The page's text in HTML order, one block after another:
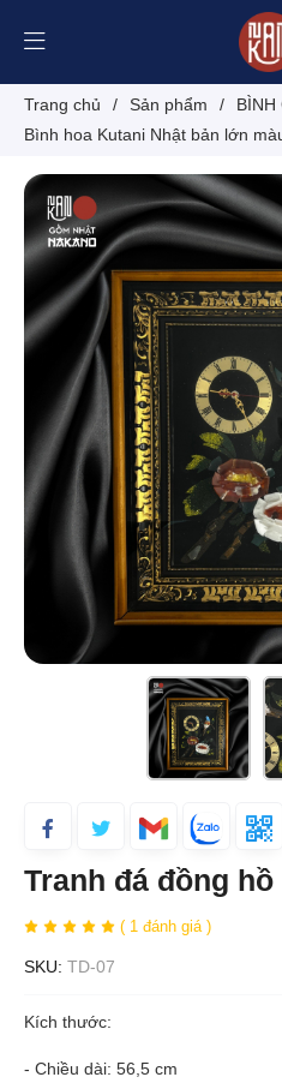
Trang chủ / Sản phẩm / BÌNH
Bình hoa Kutani Nhật bản lớn
Tranh đá đồng
( 1 đánh giá )
SKU: TD-07
Kích thước:
- Chiều dài: 56,5 cm